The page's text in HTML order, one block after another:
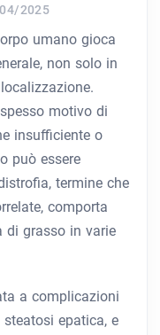
2025
umano gioca
non solo in
motivo di
insufficiente o
può essere
termine che
comporta
di grasso in varie
a complicazioni
epatica, e